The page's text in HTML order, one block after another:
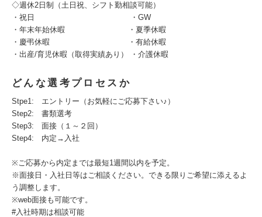
◇週休2日制（土日祝、シフト勤相談可能）
・祝日 ・GW
・年末年始休暇 ・夏季休暇
・慶弔休暇 ・有給休暇
・出産/育児休暇（取得実績あり） ・介護休暇
どんな選考プロセスか
Stpe1: エントリー（お気軽にご応募下さい♪）
Step2: 書類選考
Step3: 面接（１～２回）
Step4: 内定→入社
※ご応募から内定までは最短1週間以内を予定。
※面接日・入社日等はご相談ください。できる限りご希望に添えるよ
う調整します。
※web面接も可能です。
#入社時期は相談可能